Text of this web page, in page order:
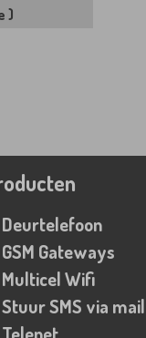
)
Deurtelefoon
GSM Gateways
Multicel Wifi
Stuur SMS via mail